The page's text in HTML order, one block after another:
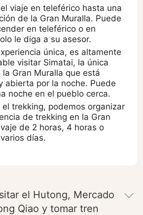
viaje en teleférico hasta una
de la Gran Muralla. Puede
en teleférico o en
le diga a su asesor.
única, es altamente
visitar Simatai, la única
la Gran Muralla que está
abierta por la noche. Puede
noche en el pueblo cerca.
el trekking, podemos organizar
de trekking en la Gran
de 2 horas, 4 horas o
días.
el Hutong, Mercado
Qiao y tomar tren